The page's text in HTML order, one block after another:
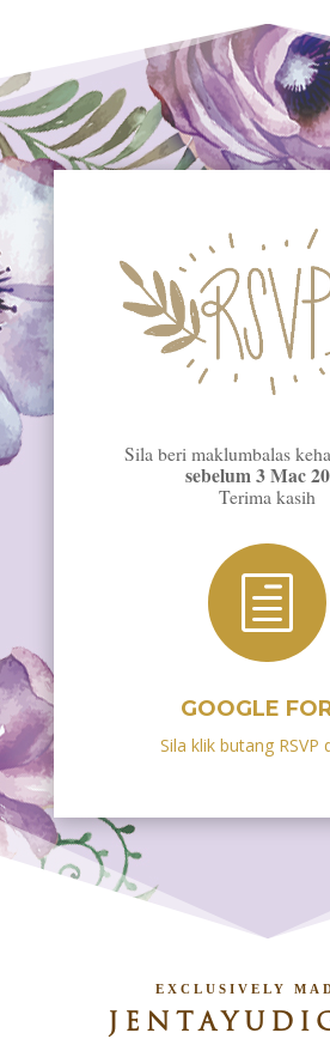
Sila beri maklumbalas
sebelum 3 Mac
Terima kasih
h
GOOGLE
Sila klik butang RSVP
EXCLUSIVELY